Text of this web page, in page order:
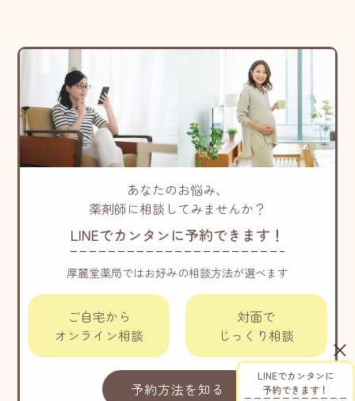
LINEでカンタンに
予約できます！
あなたのお悩み、
薬剤師に相談してみませんか？
LINEでカンタンに予約できます！
厚麗堂薬局ではお好みの相談方法が選べます
ご自宅から
オンライン相談
対面で
じっくり相談
予約方法を知る